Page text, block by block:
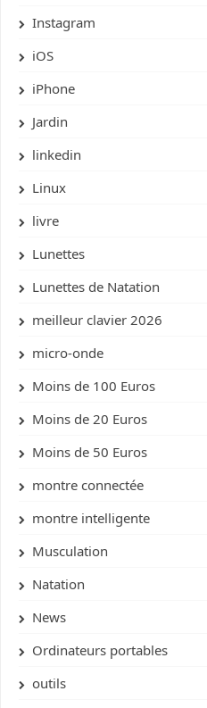
Instagram
iOS
iPhone
Jardin
linkedin
Linux
livre
Lunettes
Lunettes de Natation
meilleur clavier 2026
micro-onde
Moins de 100 Euros
Moins de 20 Euros
Moins de 50 Euros
montre connectée
montre intelligente
Musculation
Natation
News
Ordinateurs portables
outils